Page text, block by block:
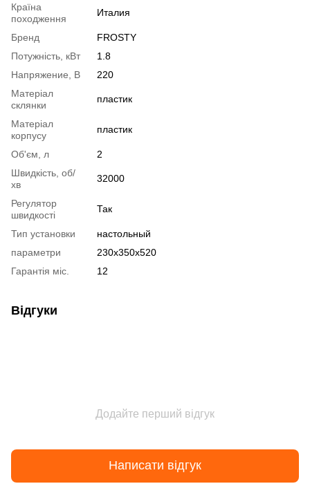
Країна
походження
Италия
Бренд
FROSTY
Потужність, кВт
1.8
Напряжение, В
220
Матеріал
склянки
пластик
Матеріал
корпусу
пластик
Об'єм, л
2
Швидкість, об/
хв
32000
Регулятор
швидкості
Так
Тип установки
настольный
параметри
230х350х520
Гарантія міс.
12
Відгуки
Додайте перший відгук
Написати відгук